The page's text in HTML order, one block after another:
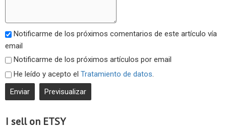
I sell on ETSY
Notificarme de los próximos comentarios de este artículo vía
email
Notificarme de los próximos artículos por email
He leído y acepto el Tratamiento de datos.